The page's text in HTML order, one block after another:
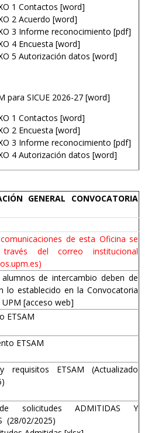
1 Contactos [word]
2 Acuerdo [word]
3 Informe reconocimiento [pdf]
4 Encuesta [word]
5 Autorización datos [word]
para SICUE 2026-27 [word]
1 Contactos [word]
2 Encuesta [word]
3 Informe reconocimiento [pdf]
4 Autorización datos [word]
GENERAL CONVOCATORIA
de esta Oficina se
del correo institucional
de intercambio deben de
lo establecido en la Convocatoria
[acceso web]
ETSAM
ETSAM
requisitos ETSAM (Actualizado
solicitudes ADMITIDAS Y
(28/02/2025)